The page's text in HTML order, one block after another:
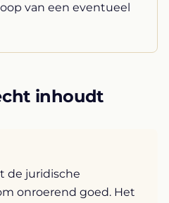
van een eventueel
inhoudt
de juridische
onroerend goed. Het